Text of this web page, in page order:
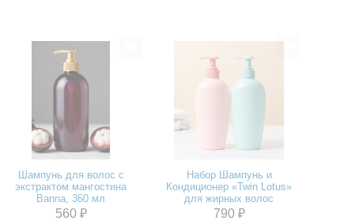
Шампунь для волос с
экстрактом мангостина
Banna, 360 мл
560 ₽
Набор Шампунь и
Кондиционер «Twin Lotus»
для жирных волос
790 ₽